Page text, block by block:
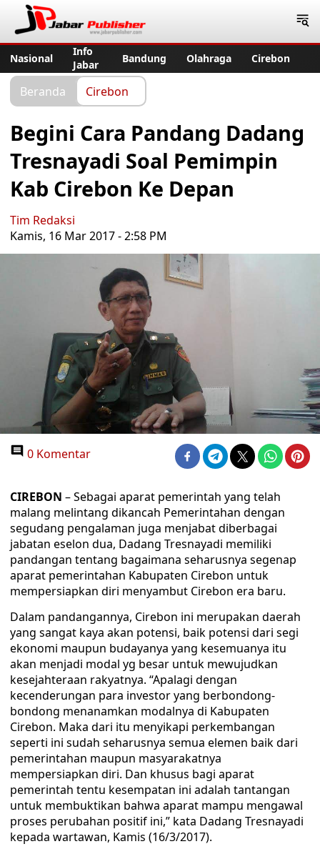
Nasional
Info
Jabar
Bandung Olahraga Cirebon
Beranda Cirebon
Begini Cara Pandang Dadang
Tresnayadi Soal Pemimpin
Kab Cirebon Ke Depan
Tim Redaksi
Kamis, 16 Mar 2017 - 2:58 PM
0 Komentar
CIREBON – Sebagai aparat pemerintah yang telah
malang melintang dikancah Pemerintahan dengan
segudang pengalaman juga menjabat diberbagai
jabatan eselon dua, Dadang Tresnayadi memiliki
pandangan tentang bagaimana seharusnya segenap
aparat pemerintahan Kabupaten Cirebon untuk
mempersiapkan diri menyambut Cirebon era baru.
Dalam pandangannya, Cirebon ini merupakan daerah
yang sangat kaya akan potensi, baik potensi dari segi
ekonomi maupun budayanya yang kesemuanya itu
akan menjadi modal yg besar untuk mewujudkan
kesejahteraan rakyatnya. “Apalagi dengan
kecenderungan para investor yang berbondong-
bondong menanamkan modalnya di Kabupaten
Cirebon. Maka dari itu menyikapi perkembangan
seperti ini sudah seharusnya semua elemen baik dari
pemerintahan maupun masyarakatnya
mempersiapkan diri. Dan khusus bagi aparat
pemerintah tentu kesempatan ini adalah tantangan
untuk membuktikan bahwa aparat mampu mengawal
proses perubahan positif ini,” kata Dadang Tresnayadi
kepada wartawan, Kamis (16/3/2017).